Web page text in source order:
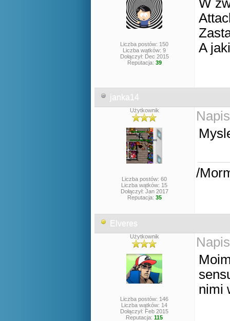
Liczba postów: 150
Liczba wątków: 9
Dołączył: Dec 2015
Reputacja: 39
W
A
janka14
Użytkownik
Liczba postów: 60
Liczba wątków: 15
Dołączył: Jan 2017
Reputacja: 35
/
Elveres
Użytkownik
Liczba postów: 146
Liczba wątków: 14
Dołączył: Feb 2015
Reputacja: 115
nimi